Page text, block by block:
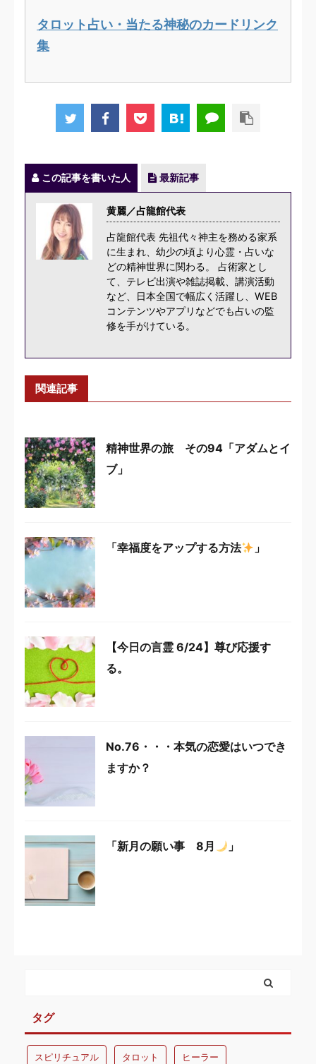
タロット占い・当たる神秘のカードリンク
集
この記事を書いた人 最新記事
黄麗／占龍館代表
占龍館代表 先祖代々神主を務める家系
に生まれ、幼少の頃より心霊・占いな
どの精神世界に関わる。 占術家とし
て、テレビ出演や雑誌掲載、講演活動
など、日本全国で幅広く活躍し、WEB
コンテンツやアプリなどでも占いの監
修を手がけている。
関連記事
精神世界の旅 その94「アダムとイ
ブ」
「幸福度をアップする方法 」
【今日の言霊 6/24】尊び応援す
る。
No.76・・・本気の恋愛はいつでき
ますか？
「新月の願い事 8月 」
タグ
スピリチュアル タロット ヒーラー